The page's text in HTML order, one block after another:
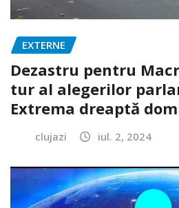
EXTERNE
Dezastru pentru
tur al alegerilor
Extrema dreaptă
clujazi iul. 2, 2024